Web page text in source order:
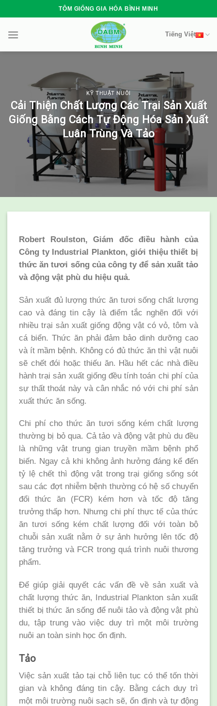
to
content
TÔM GIỐNG GIA HÓA BÌNH MINH
Tiếng Việt
KỸ THUẬT NUÔI
Cải Thiện Chất Lượng Các Trại Sản Xuất
Giống Bằng Cách Tự Động Hóa Sản Xuất
Luân Trùng Và Tảo
Robert Roulston, Giám đốc điều hành của
Công ty Industrial Plankton, giới thiệu thiết bị
thức ăn tươi sống của công ty để sản xuất tảo
và động vật phù du hiệu quả.
Sản xuất đủ lượng thức ăn tươi sống chất lượng
cao và đáng tin cậy là điểm tắc nghẽn đối với
nhiều trại sản xuất giống động vật có vỏ, tôm và
cá biển. Thức ăn phải đảm bảo dinh dưỡng cao
và ít mầm bệnh. Không có đủ thức ăn thì vật nuôi
sẽ chết đói hoặc thiếu ăn. Hầu hết các nhà điều
hành trại sản xuất giống đều tính toán chi phí của
sự thất thoát này và cân nhắc nó với chi phí sản
xuất thức ăn sống.
Chi phí cho thức ăn tươi sống kém chất lượng
thường bị bỏ qua. Cả tảo và động vật phù du đều
là những vật trung gian truyền mầm bệnh phổ
biến. Ngay cả khi không ảnh hưởng đáng kể đến
tỷ lệ chết thì động vật trong trại giống sống sót
sau các đợt nhiễm bệnh thường có hệ số chuyển
đổi thức ăn (FCR) kém hơn và tốc độ tăng
trưởng thấp hơn. Nhưng chi phí thực tế của thức
ăn tươi sống kém chất lượng đối với toàn bộ
chuỗi sản xuất nằm ở sự ảnh hưởng lên tốc độ
tăng trưởng và FCR trong quá trình nuôi thương
phẩm.
Để giúp giải quyết các vấn đề về sản xuất và
chất lượng thức ăn, Industrial Plankton sản xuất
thiết bị thức ăn sống để nuôi tảo và động vật phù
du, tập trung vào việc duy trì một môi trường
nuôi an toàn sinh học ổn định.
Tảo
Việc sản xuất tảo tại chỗ liên tục có thể tốn thời
gian và không đáng tin cậy. Bằng cách duy trì
một môi trường nuôi sạch sẽ, ổn định và tự động